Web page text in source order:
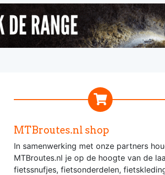
MTBroutes.nl shop
In samenwerking met onze partners
MTBroutes.nl je op de hoogte van de
fietssnufjes, fietsonderdelen,